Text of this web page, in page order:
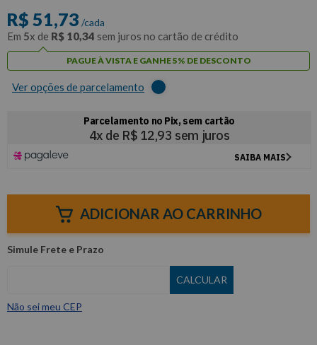
R$ 51,73 /cada
Em 5x de R$ 10,34 sem juros no cartão de crédito
PAGUE À VISTA E GANHE 5% DE DESCONTO
Ver opções de parcelamento
ADICIONAR AO CARRINHO
Não sei meu CEP